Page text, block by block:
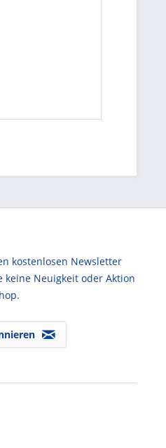
kostenlosen Newsletter
keine Neuigkeit oder Aktion